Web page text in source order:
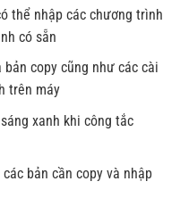
thể nhập các chương trình
có sẵn
bản copy cũng như các cài
trên máy
xanh khi công tắc
bản cần copy và nhập